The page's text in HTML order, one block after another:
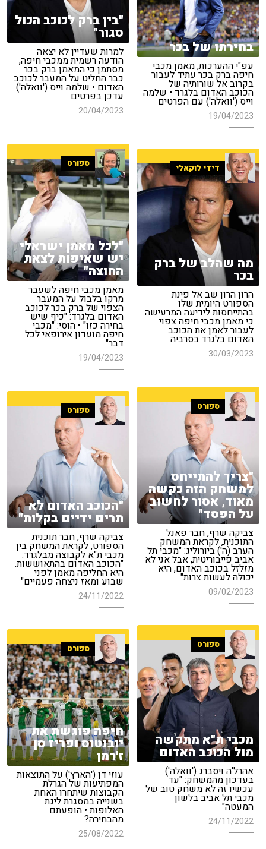
"בין ברק לכוכב הכול
סגור"
למרות שעדיין לא יצאה
הודעה רשמית ממכבי חיפה,
מסתמן כי המאמן ברק בכר
כבר החליט על המעבר לכוכב
האדום • שלמה וייס ('וואלה')
עדכן בפרטים
20/04/2023
בחירתו של בכר
עפ"י ההערכות, מאמן מכבי
חיפה ברק בכר עתיד לעבור
בקרוב אל שורותיה של
הכוכב האדום בלגרד • שלמה
וייס ('וואלה') עם הפרטים
19/04/2023
ספורט
"לכל מאמן ישראלי
יש שאיפות לצאת
החוצה"
מאמן מכבי חיפה לשעבר
מרקו בלבול על המעבר
הצפוי של ברק בכר לכוכב
האדום בלגרד: "כיף שיש
בחירה כזו" • הוסי: "מכבי
חיפה מועדון אירופאי לכל
דבר"
19/04/2023
דידי לוקאלי
מה שהלב של ברק
בכר
הרון הרון שב אל פינת
הספורט היומית שלו
בהתייחסות לידיעה המרעישה
כי מאמן מכבי חיפה צפוי
לעבור לאמן את הכוכב
האדום בלגרד בסרביה
30/03/2023
ספורט
"צריך להתייחס
למשחק הזה כקשה
מאוד, אסור לחשוב
על הפסד"
צביקה שרף, חבר פאנל
התוכנית, לקראת המשחק
הערב (ה') ביורוליג: "מכבי תל
אביב פייבוריטית, אבל אני לא
מזלזל בכוכב האדום, היא
יכולה לעשות צרות"
09/02/2023
ספורט
"הכוכב האדום לא
תרים ידיים בקלות"
צביקה שרף, חבר תוכנית
הספורט, לקראת המשחק בין
מכבי ת"א לקבוצה מבלגרד:
"הכוכב האדום בהתאוששות.
היא החליפה מאמן לפני
שבוע ומאז ניצחה פעמיים"
24/11/2022
ספורט
מכבי ת"א מתקשה
מול הכוכב האדום
אהרל'ה ויסברג ('וואלה')
בעדכון מהמשחק: "עד
עכשיו זה לא משחק טוב של
מכבי תל אביב בלשון
המעטה"
24/11/2022
ספורט
חיפה פוגשת את
יובנטוס ופריז סן
ז'רמן
עוזי דן ('הארץ') על התוצאות
המפתיעות של הגרלת
הקבוצות שיתחרו האחת
בשנייה במסגרת ליגת
האלופות • הופעתם
מהבחירה?
25/08/2022